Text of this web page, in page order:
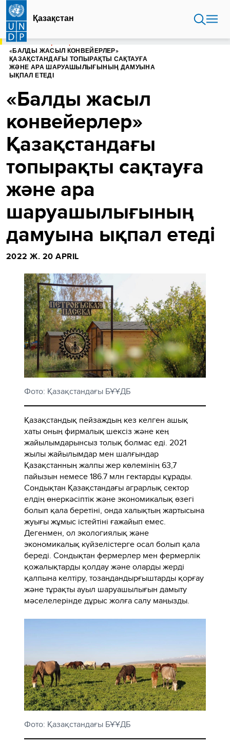
Skip
main
content
Қазақстан
БАСТЫ БЕТ
«БАЛДЫ ЖАСЫЛ КОНВЕЙЕРЛЕР»
ҚАЗАҚСТАНДАҒЫ ТОПЫРАҚТЫ САҚТАУҒА
ЖӘНЕ АРА ШАРУАШЫЛЫҒЫНЫҢ ДАМУЫНА
ЫҚПАЛ ЕТЕДІ
«Балды жасыл
конвейерлер»
Қазақстандағы
топырақты сақтауға
және ара
шаруашылығының
дамуына ықпал етеді
2022 Ж. 20 APRIL
Фото: Қазақстандағы БҰҰДБ
Қазақстандық пейзаждың кез келген ашық
хаты оның фирмалық шексіз және кең
жайылымдарынсыз толық болмас еді. 2021
жылы жайылымдар мен шалғындар
Қазақстанның жалпы жер көлемінің 63,7
пайызын немесе 186.7 млн гектарды құрады.
Сондықтан Қазақстандағы аграрлық сектор
елдің өнеркәсіптік және экономикалық өзегі
болып қала беретіні, онда халықтың жартысына
жуығы жұмыс істейтіні ғажайып емес.
Дегенмен, ол экологиялық және
экономикалық күйзелістерге осал болып қала
береді. Сондықтан фермерлер мен фермерлік
қожалықтарды қолдау және оларды жерді
қалпына келтіру, тозаңдандырғыштарды қорғау
және тұрақты ауыл шаруашылығын дамыту
мәселелерінде дұрыс жолға салу маңызды.
Фото: Қазақстандағы БҰҰДБ